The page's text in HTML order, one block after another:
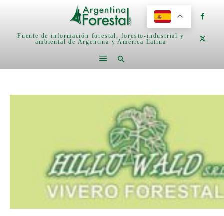
Fuente de información forestal, foresto-industrial y
ambiental de Argentina y América Latina